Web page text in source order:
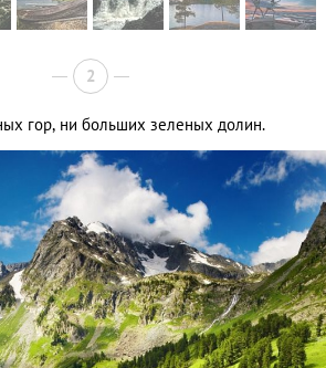
2
гор, ни больших зеленых долин.